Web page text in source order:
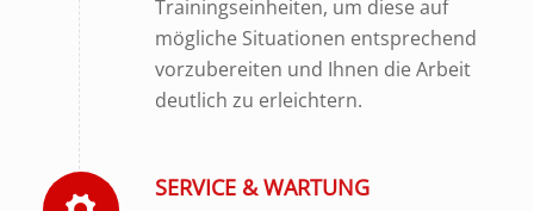
Trainingseinheiten, um diese auf
mögliche Situationen entsprechend
vorzubereiten und Ihnen die Arbeit
deutlich zu erleichtern.
SERVICE & WARTUNG